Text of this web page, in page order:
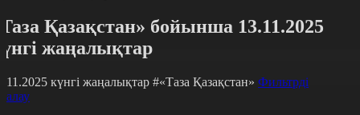
Қазақстан» бойынша 13.11.2025
жаңалықтар
күнгі жаңалықтар #«Таза Қазақстан» Фильтрді